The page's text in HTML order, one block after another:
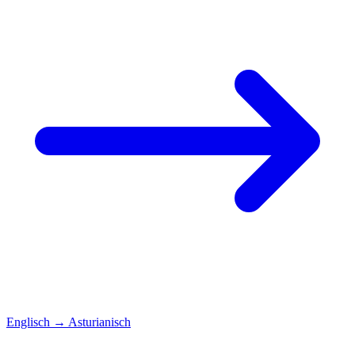
Englisch → Asturianisch